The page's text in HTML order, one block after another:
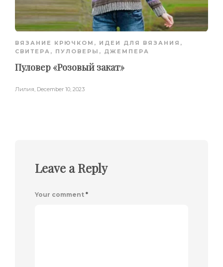
ВЯЗАНИЕ КРЮЧКОМ , ИДЕИ ДЛЯ ВЯЗАНИЯ ,
СВИТЕРА, ПУЛОВЕРЫ, ДЖЕМПЕРА
Пуловер «Розовый закат»
Лилия, December 10, 2023
Leave a Reply
Your comment *